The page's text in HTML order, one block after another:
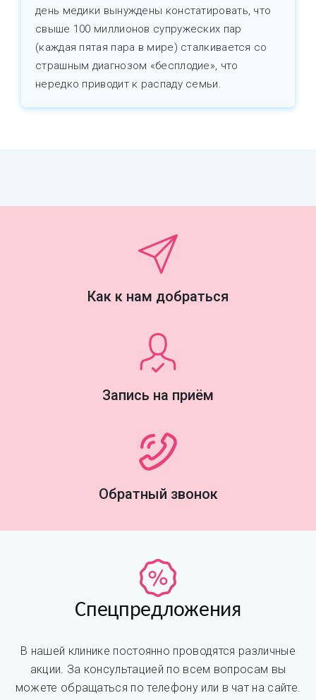
день медики вынуждены констатировать, что
свыше 100 миллионов супружеских пар
(каждая пятая пара в мире) сталкивается со
страшным диагнозом «бесплодие», что
нередко приводит к распаду семьи.
Как к нам добраться
Запись на приём
Обратный звонок
Спецпредложения
В нашей клинике постоянно проводятся различные
акции. За консультацией по всем вопросам вы
можете обращаться по телефону или в чат на сайте.